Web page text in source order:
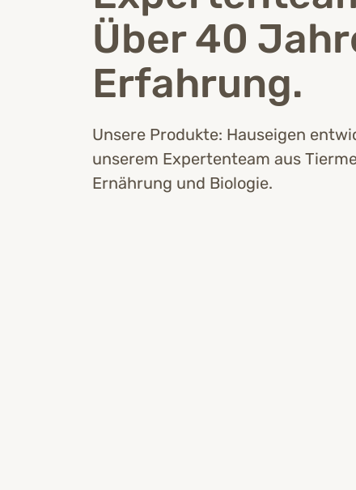
Über 40
Erfahrung.
Unsere Produkte: Hauseigen
unserem Expertenteam aus
Ernährung und Biologie.